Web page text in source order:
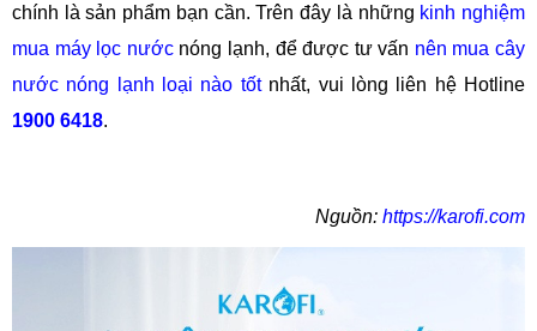
chính là sản phẩm bạn cần. Trên đây là những kinh nghiệm
mua máy lọc nướcnóng lạnh, để được tư vấn nên mua cây
nước nóng lạnh loại nào tốtnhất, vui lòng liên hệ Hotline
1900 6418.
Nguồn: https://karofi.com